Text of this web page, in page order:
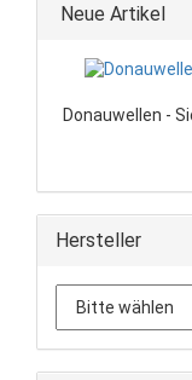
Neue Artikel
Donauwellen -
Hersteller